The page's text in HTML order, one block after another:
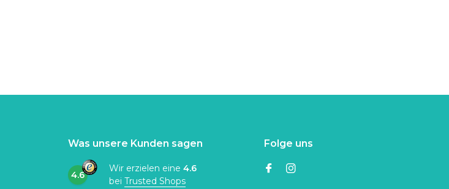
Was unsere Kunden sagen
4.6
Wir erzielen eine 4.6
bei Trusted Shops
Folge uns